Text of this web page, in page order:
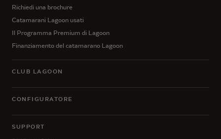
Richiedi una brochure
Catamarani Lagoon usati
Il Programma Premium di Lagoon
Finanziamento del catamarano Lagoon
CLUB LAGOON
CONFIGURATORE
SUPPORT